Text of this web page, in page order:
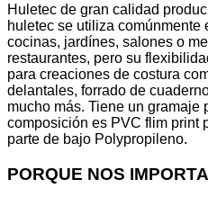
Huletec de gran calidad
huletec se utiliza comúnmente
cocinas, jardínes, salones o
restaurantes, pero su
para creaciones de costura
delantales, forrado de
mucho más. Tiene un gramaje
composición es PVC flim print
parte de bajo Polypropileno.
PORQUE NOS